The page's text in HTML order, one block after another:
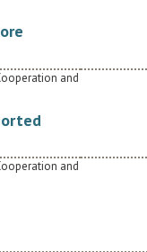
and
and